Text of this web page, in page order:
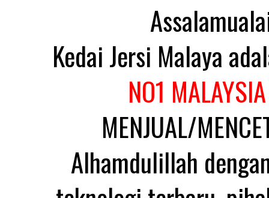
Kedai Jersi Malaya
NO1 MALAYSIA
MENJUAL/
Alhamdulillah